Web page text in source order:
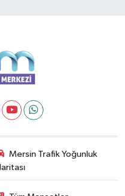
Mersin Trafik Yoğunluk